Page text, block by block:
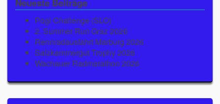
Pogi Challenge (SLO)
2. Summer Run Graz 2026
Rennradausfahrt Marburg 2026
Salzkammergut Trophy 2026
Wachauer Radmarathon 2026